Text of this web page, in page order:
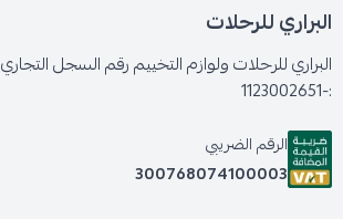
البراري للرحلات
البراري للرحلات ولوازم التخييم رقم السجل التجاري
:-1123002651
الرقم الضريبي
300768074100003